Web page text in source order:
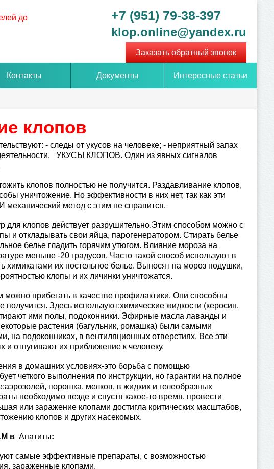
до
+7 (951) 79-38-397
klop.online@yandex.ru
Заказать обратный звонок
Контакты Документы Интересные статьи
клопов
- следы от укусов на человеке; - неприятный запах
УКУСЫ КЛОПОВ. Один из явных сигналов
клопов полностью не получится. Раздавливание клопов,
уничтожение. Но эффективности в них нет, так как эти
механический метод с этим не справится.
клопов действует разрушительно.Этим способом можно с
и откладывать свои яйца, парогенератором. Стирать белье
белье гладить горячим утюгом. Влияние мороза на
меньше -20 градусов. Часто такой способ используют в
химикатами их постельное белье. Выносят на мороз подушки,
клопы и их личинки уничтожатся.
прибегать в качестве профилактики. Они способны
Здесь используют:химические жидкости (керосин,
ими полы, подоконники. Эфирные масла лаванды и
растения (багульник, ромашка) были самыми
на подоконниках, в вентиляционных отверстиях. Все эти
отпугивают их приближение к человеку.
в домашних условиях-это борьба с помощью
четкого выполнения по инструкции, но гарантии на полное
порошка, мелков, в жидких и гелеобразных
необходимо везде и спустя какое-то время, провести
или заражение клопами достигла критических масштабов,
клопов и других насекомых.
в Апатиты:
самые эффективные препараты, с возможностью
зараженные клопами.